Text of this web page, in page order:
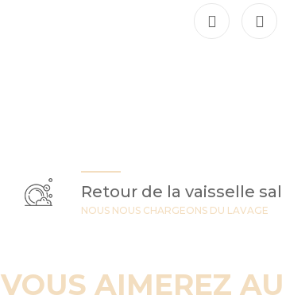
Retour de la vaisselle
NOUS NOUS CHARGEONS DU LAVAGE
VOUS AIMEREZ